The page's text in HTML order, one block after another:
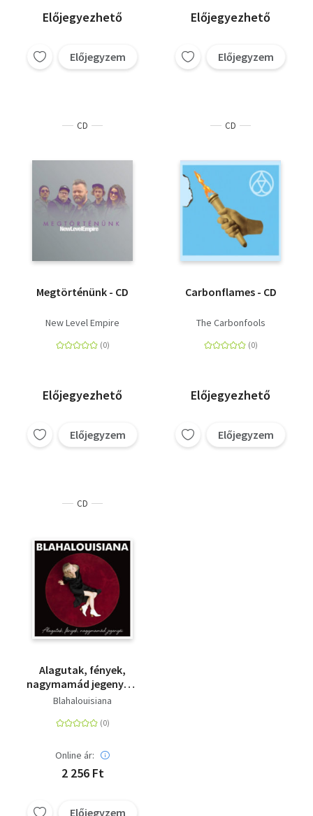
Előjegyezhető
Előjegyzem
Előjegyezhető
Előjegyzem
CD
Megtörténünk - CD
New Level Empire
Előjegyezhető
Előjegyzem
CD
Carbonflames - CD
The Carbonfools
Előjegyezhető
Előjegyzem
CD
Alagutak, fények,
nagymamád jegenyéi -
CD
Blahalouisiana
Online ár:
2 256 Ft
Előjegyzem